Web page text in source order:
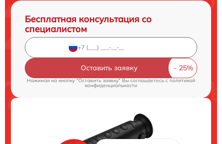
Бесплатная консультация со
специалистом
Оставить заявку
Нажимая на кнопку "Оставить заявку" Вы соглашаетесь cполитикой
конфиденциальности